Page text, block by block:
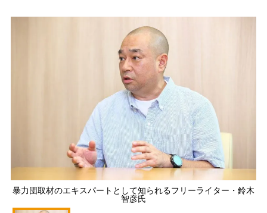
暴力団取材のエキスパートとして知られるフリーライター・鈴木
智彦氏